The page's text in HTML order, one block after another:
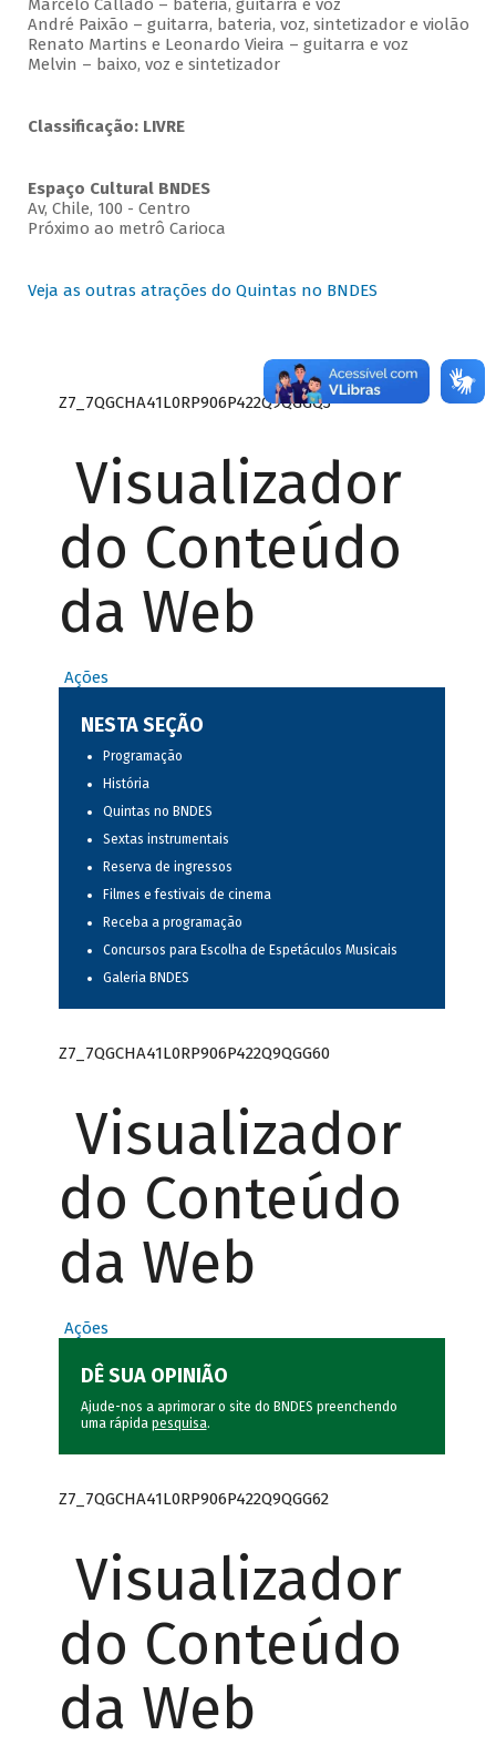
Marcelo Callado – bateria, guitarra e voz
André Paixão – guitarra, bateria, voz, sintetizador e violão
Renato Martins e Leonardo Vieira – guitarra e voz
Melvin – baixo, voz e sintetizador
Classificação: LIVRE
Espaço Cultural BNDES
Av, Chile, 100 - Centro
Próximo ao metrô Carioca
Veja as outras atrações do Quintas no BNDES
Z7_7QGCHA41L0RP906P422Q9QGGQ3
Visualizador
do Conteúdo
da Web
Ações
NESTA SEÇÃO
Programação
História
Quintas no BNDES
Sextas instrumentais
Reserva de ingressos
Filmes e festivais de cinema
Receba a programação
Concursos para Escolha de Espetáculos Musicais
Galeria BNDES
Z7_7QGCHA41L0RP906P422Q9QGG60
Visualizador
do Conteúdo
da Web
Ações
DÊ SUA OPINIÃO
Ajude-nos a aprimorar o site do BNDES preenchendo
uma rápida pesquisa.
Z7_7QGCHA41L0RP906P422Q9QGG62
Visualizador
do Conteúdo
da Web